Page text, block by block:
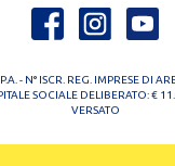
- N° ISCR. REG. IMPRESE DI
SOCIALE DELIBERATO: €
VERSATO